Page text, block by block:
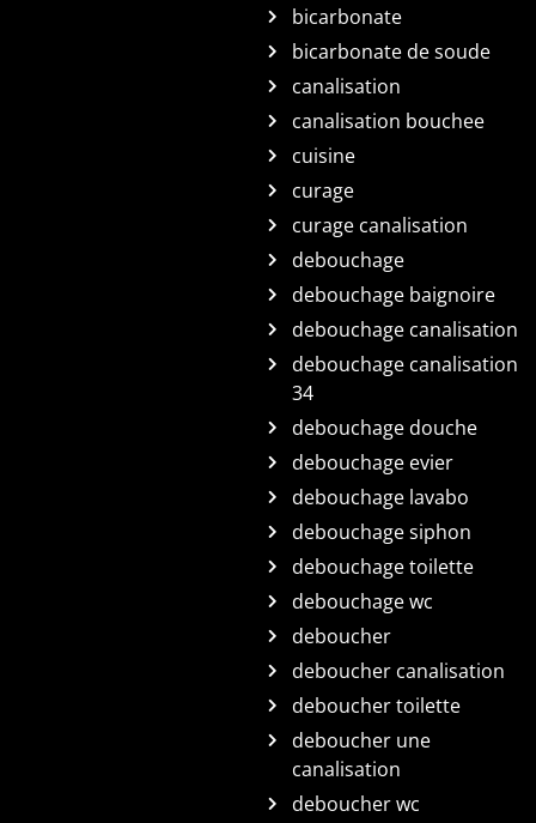
bicarbonate
bicarbonate de soude
canalisation
canalisation bouchee
cuisine
curage
curage canalisation
debouchage
debouchage baignoire
debouchage canalisation
debouchage canalisation
34
debouchage douche
debouchage evier
debouchage lavabo
debouchage siphon
debouchage toilette
debouchage wc
deboucher
deboucher canalisation
deboucher toilette
deboucher une
canalisation
deboucher wc